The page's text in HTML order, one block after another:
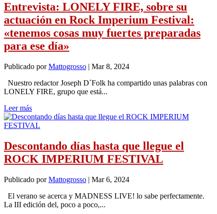
Entrevista: LONELY FIRE, sobre su
actuación en Rock Imperium Festival:
«tenemos cosas muy fuertes preparadas
para ese día»
Publicado porMattogrosso | Mar 8, 2024
Nuestro redactor Joseph D´Folk ha compartido unas palabras con
LONELY FIRE, grupo que está...
Leer más
Descontando días hasta que llegue el
ROCK IMPERIUM FESTIVAL
Publicado porMattogrosso | Mar 6, 2024
El verano se acerca y MADNESS LIVE! lo sabe perfectamente.
La III edición del, poco a poco,...